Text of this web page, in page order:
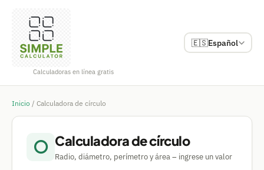
Calculadoras en línea gratis
🇪🇸Español
Inicio / Calculadora de círculo
⭕ Calculadora de círculo
Radio, diámetro, perímetro y área – ingrese un valor